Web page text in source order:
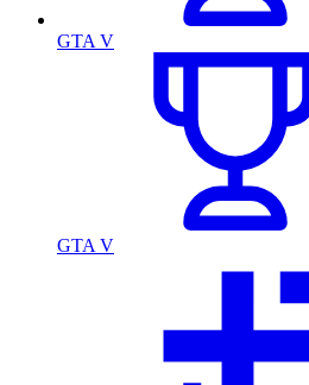
GTA V
GTA V